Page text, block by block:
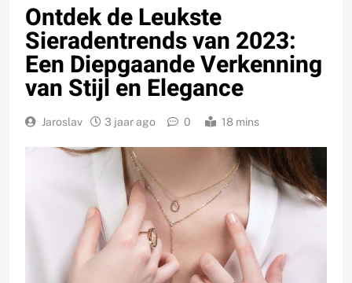
Ontdek de Leukste
Sieradentrends van 2023:
Een Diepgaande Verkenning
van Stijl en Elegance
Jaroslav 3 jaar ago 0 18 mins